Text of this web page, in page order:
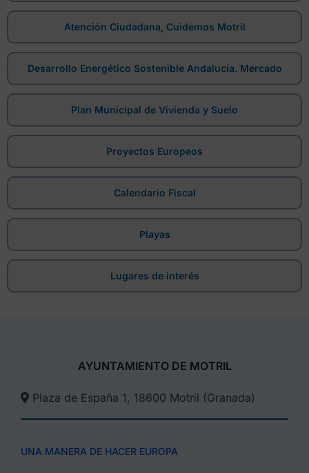
Atención Ciudadana, Cuidemos Motril
Desarrollo Energético Sostenible Andalucía. Mercado
Plan Municipal de Vivienda y Suelo
Proyectos Europeos
Calendario Fiscal
Playas
Lugares de interés
AYUNTAMIENTO DE MOTRIL
Plaza de España 1, 18600 Motril (Granada)​
UNA MANERA DE HACER EUROPA